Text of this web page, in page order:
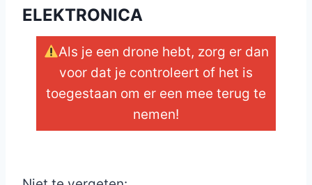
ELEKTRONICA
Als je een drone hebt, zorg er dan
voor dat je controleert of het is
toegestaan om er een mee terug te
nemen!